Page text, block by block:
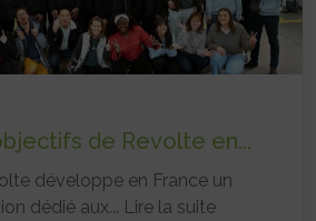
de Revolte en...
développe en France un
dédié aux... Lire la suite